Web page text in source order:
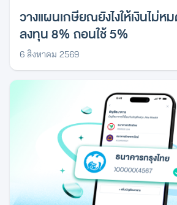
วางแผนเกษียณยังไงให้เงินไม่ห
ลงทุน 8% ถอนใช้ 5%
6 สิงหาคม 2569